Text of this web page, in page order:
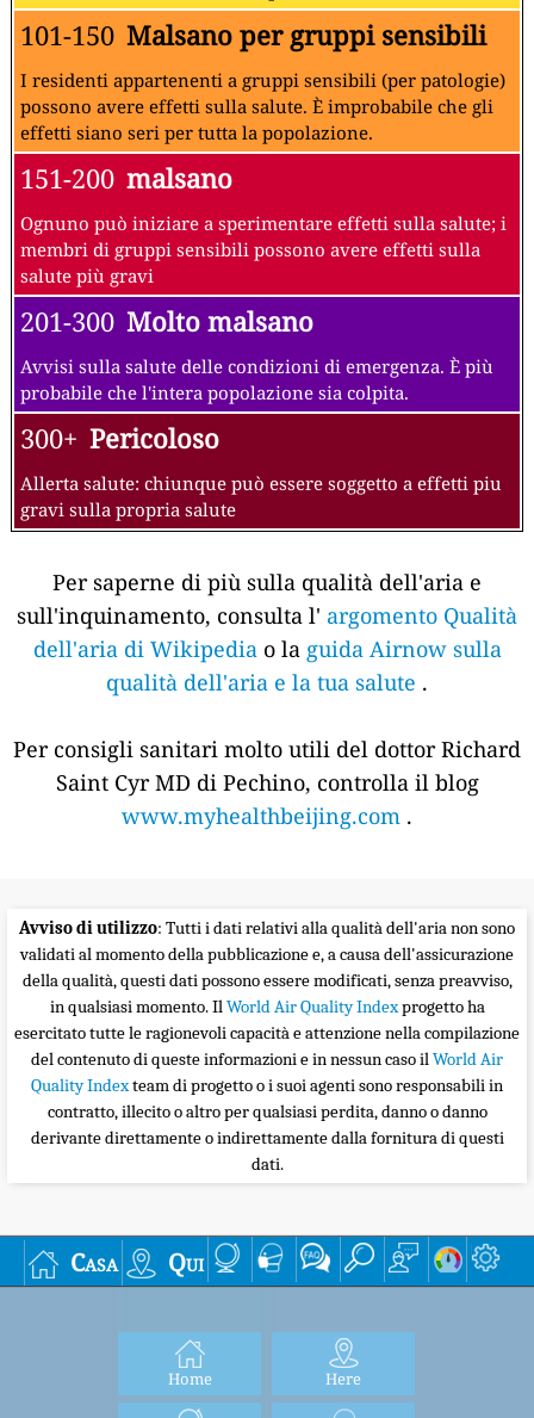
101-150 Malsano per gruppi sensibili
I residenti appartenenti a gruppi sensibili (per patologie)
possono avere effetti sulla salute. È improbabile che gli
effetti siano seri per tutta la popolazione.
151-200 malsano
Ognuno può iniziare a sperimentare effetti sulla salute; i
membri di gruppi sensibili possono avere effetti sulla
salute più gravi
201-300 Molto malsano
Avvisi sulla salute delle condizioni di emergenza. È più
probabile che l'intera popolazione sia colpita.
300+ Pericoloso
Allerta salute: chiunque può essere soggetto a effetti piu
gravi sulla propria salute
Per saperne di più sulla qualità dell'aria e
sull'inquinamento, consulta l' argomento Qualità
dell'aria di Wikipedia o la guida Airnow sulla
qualità dell'aria e la tua salute .
Per consigli sanitari molto utili del dottor Richard
Saint Cyr MD di Pechino, controlla il blog
www.myhealthbeijing.com .
Avviso di utilizzo: Tutti i dati relativi alla qualità dell'aria non sono
validati al momento della pubblicazione e, a causa dell'assicurazione
della qualità, questi dati possono essere modificati, senza preavviso,
in qualsiasi momento. IlWorld Air Quality Indexprogetto ha
esercitato tutte le ragionevoli capacità e attenzione nella compilazione
del contenuto di queste informazioni e in nessun caso ilWorld Air
Quality Indexteam di progetto o i suoi agenti sono responsabili in
contratto, illecito o altro per qualsiasi perdita, danno o danno
derivante direttamente o indirettamente dalla fornitura di questi
dati.
Casa Qui
Home Here